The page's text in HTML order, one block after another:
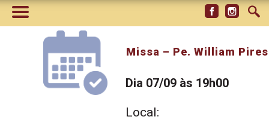
Missa – Pe. William Pires
Dia 07/09 às 19h00
Local: